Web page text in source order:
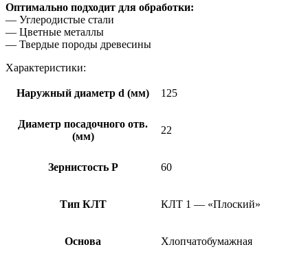
Оптимально подходит для обработки:
— Углеродистые стали
— Цветные металлы
— Твердые породы древесины
Характеристики:
Наружный диаметр d (мм) 125
Диаметр посадочного отв.
(мм)
22
Зернистость Р 60
Тип КЛТ КЛТ 1 — «Плоский»
Основа Хлопчатобумажная